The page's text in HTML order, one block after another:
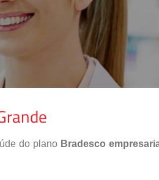
do plano Bradesco